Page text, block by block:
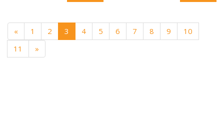
« 1 2 3 4 5 6 7 8 9
10
11
»